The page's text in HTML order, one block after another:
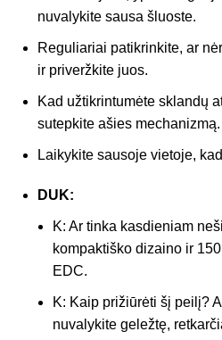
nuvalykite sausa šluoste.
Reguliariai patikrinkite, ar
ir priveržkite juos.
Kad užtikrintumėte sklandų
sutepkite ašies mechanizmą.
Laikykite sausoje vietoje,
DUK:
K: Ar tinka kasdieniam
kompaktiško dizaino ir
EDC.
K: Kaip prižiūrėti šį peilį?
nuvalykite geležtę,